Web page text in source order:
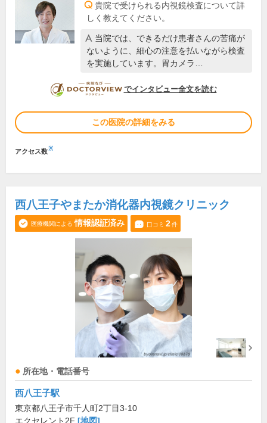
貴院で受けられる内視鏡検査について詳
しく教えてください。
当院では、できるだけ患者さんの苦痛が
ないように、細心の注意を払いながら検査
を実施しています。胃カメラ…
DOCTORVIEW
でインタビュー全文を読む
この医院の詳細をみる
アクセス数※
西八王子やまたか消化器内視鏡クリニック
医療機関による 情報認証済み 口コミ 2件
所在地・電話番号
西八王子駅
東京都八王子市千人町2丁目3-10
エクセレント2F [地図]